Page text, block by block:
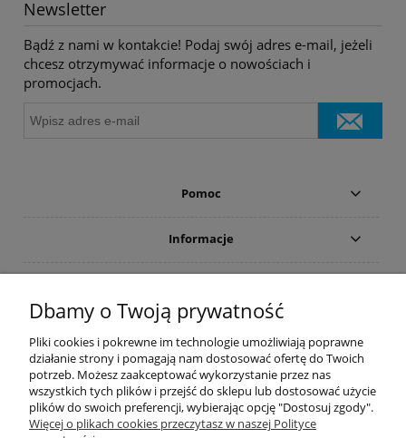
Newsletter
Bądź z nami w kontakcie! Podaj swój adres e-mail, jeżeli
chcesz otrzymywać informacje o nowościach i
promocjach.
Pomoc
Informacje
PRODUCENCI
Popularne kategorie
Dbamy o Twoją prywatność
Pliki cookies i pokrewne im technologie umożliwiają poprawne
działanie strony i pomagają nam dostosować ofertę do Twoich
potrzeb. Możesz zaakceptować wykorzystanie przez nas
wszystkich tych plików i przejść do sklepu lub dostosować użycie
plików do swoich preferencji, wybierając opcję "Dostosuj zgody".
Więcej o plikach cookies przeczytasz w naszej Polityce